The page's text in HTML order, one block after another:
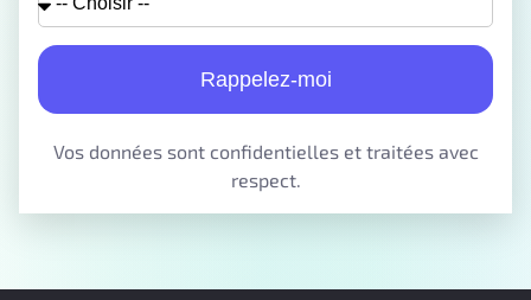
Rappelez-moi
Vos données sont confidentielles et traitées avec
respect.